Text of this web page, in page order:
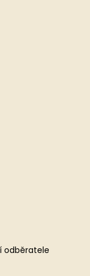
odběratele